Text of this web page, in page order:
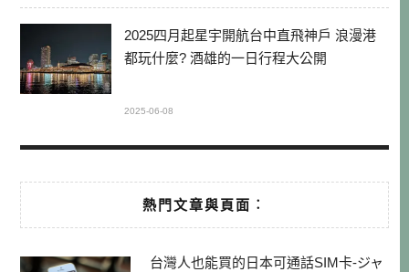
2025四月起星宇開航台中直飛神戶 浪漫港
都玩什麼? 酒雄的一日行程大公開
2025-06-08
熱門文章與頁面︰
台灣人也能買的日本可通話SIM卡-ジャ